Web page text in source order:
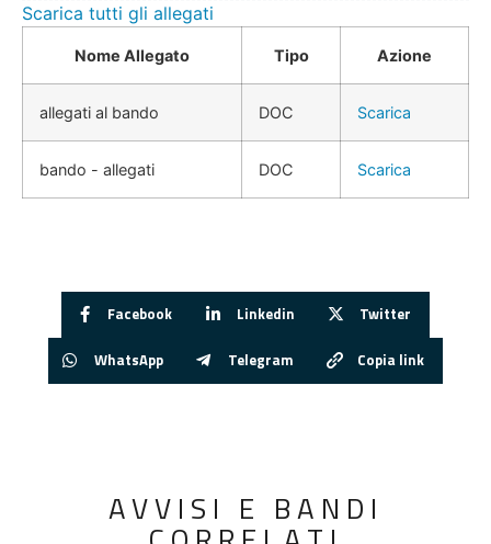
Scarica tutti gli allegati
Nome Allegato Tipo Azione
allegati al bando DOC Scarica
bando - allegati DOC Scarica
Facebook Linkedin Twitter
WhatsApp Telegram Copia link
AVVISI E BANDI